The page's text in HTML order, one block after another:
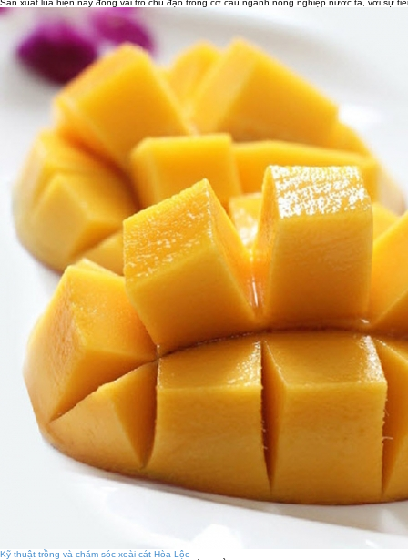
Sản xuất lúa hiện nay đóng vai trò chủ đạo trong cơ cấu ngành nông nghiệp nước ta, với sự
Kỹ thuật trồng và chăm sóc xoài cát Hòa Lộc